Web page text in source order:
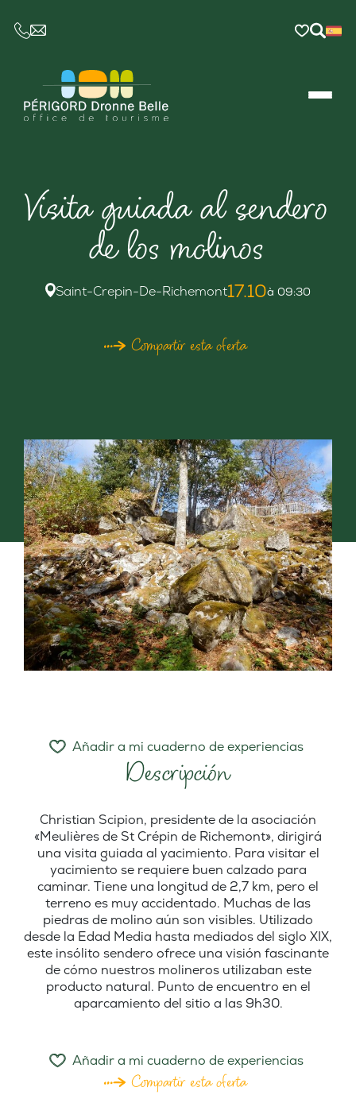
CE LIEN OUVRIRA VOTRE LOGICIEL DE
Visita guiada al sendero
de los molinos
Saint-Crepin-De-Richemont17.10à 09:30
Compartir esta oferta
Descripción
Añadir a mi cuaderno de experiencias
Christian Scipion, presidente de la asociación
«Meulières de St Crépin de Richemont», dirigirá
una visita guiada al yacimiento. Para visitar el
yacimiento se requiere buen calzado para
caminar. Tiene una longitud de 2,7 km, pero el
terreno es muy accidentado. Muchas de las
piedras de molino aún son visibles. Utilizado
desde la Edad Media hasta mediados del siglo XIX,
este insólito sendero ofrece una visión fascinante
de cómo nuestros molineros utilizaban este
producto natural. Punto de encuentro en el
aparcamiento del sitio a las 9h30.
Añadir a mi cuaderno de experiencias
Compartir esta oferta